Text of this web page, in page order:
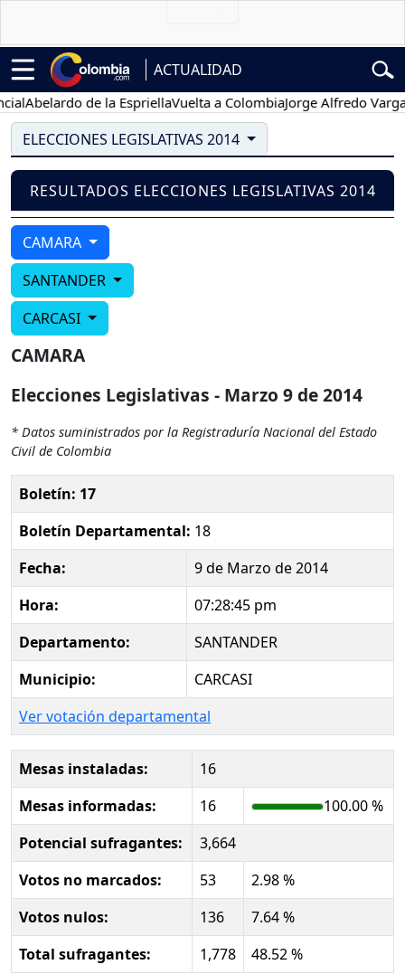
ACTUALIDAD
Abelardo de la EspriellaVuelta a ColombiaJorge Alfredo Vargas
ELECCIONES LEGISLATIVAS 2014
RESULTADOS ELECCIONES LEGISLATIVAS 2014
CAMARA
SANTANDER
CARCASI
CAMARA
Elecciones Legislativas - Marzo 9 de 2014
* Datos suministrados por la Registraduría Nacional del Estado
Civil de Colombia
Boletín: 17
Boletín Departamental: 18
Fecha:
9 de Marzo de 2014
Hora:
07:28:45 pm
Departamento:
SANTANDER
Municipio:
CARCASI
Ver votación departamental
Mesas instaladas:
16
Mesas informadas:
16
100.00 %
Potencial sufragantes:
3,664
Votos no marcados:
53
2.98 %
Votos nulos:
136
7.64 %
Total sufragantes:
1,778 48.52 %